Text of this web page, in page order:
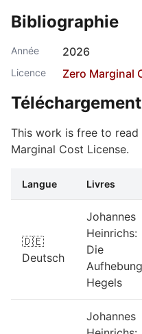
Bibliographie
Année 2026
Licence Zero Marginal
This work is free to read
Marginal Cost License.
Langue Livres
🇩🇪
Deutsch
Johannes
Heinrichs:
Die
Aufhebung
Hegels
Johannes